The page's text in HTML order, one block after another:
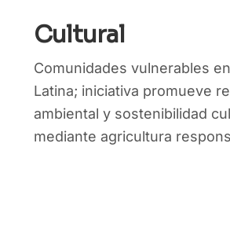
Cultural
Comunidades vulnerables
Latina; iniciativa promueve
ambiental y sostenibilidad
mediante agricultura